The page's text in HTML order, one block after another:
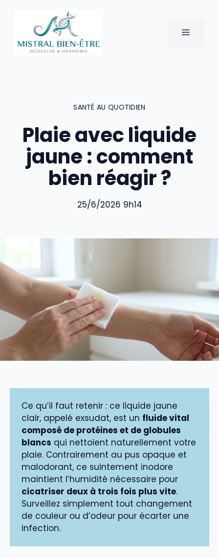
contenu
MENU
SANTÉ AU QUOTIDIEN
Plaie avec liquide
jaune : comment
bien réagir ?
25/6/2026 9h14
Ce qu’il faut retenir : ce liquide jaune
clair, appelé exsudat, est un fluide vital
composé de protéines et de globules
blancs qui nettoient naturellement votre
plaie. Contrairement au pus opaque et
malodorant, ce suintement inodore
maintient l’humidité nécessaire pour
cicatriser deux à trois fois plus vite.
Surveillez simplement tout changement
de couleur ou d’odeur pour écarter une
infection.